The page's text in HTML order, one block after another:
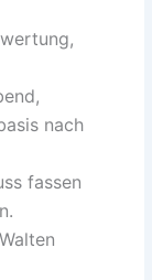
nach
fassen